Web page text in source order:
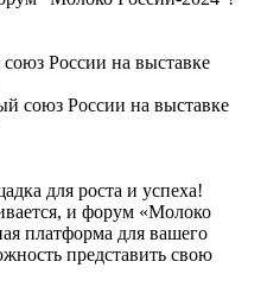
России на выставке
для роста и успеха!
и форум «Молоко
платформа для вашего
представить свою